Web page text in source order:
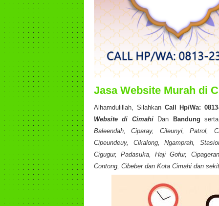
Jasa Website Murah di
Alhamdulillah, Silahkan Call Hp/Wa:
Website di Cimahi Dan Bandung
Baleendah, Ciparay, Cileunyi, Patrol,
Cipeundeuy, Cikalong, Ngamprah,
Cigugur, Padasuka, Haji Gofur,
Contong, Cibeber dan Kota Cimahi dan